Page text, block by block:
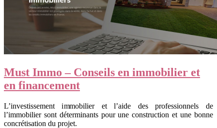
Must Immo – Conseils en immobilier et
en financement
L’investissement immobilier et l’aide des professionnels de
l’immobilier sont déterminants pour une construction et une bonne
concrétisation du projet.